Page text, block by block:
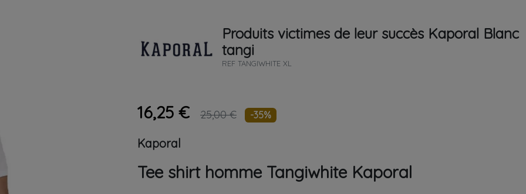
Produits victimes de leur succès Kaporal Blanc
tangi
REF TANGIWHITE XL
16,25 € 25,00 € -35%
Kaporal
Tee shirt homme Tangiwhite Kaporal